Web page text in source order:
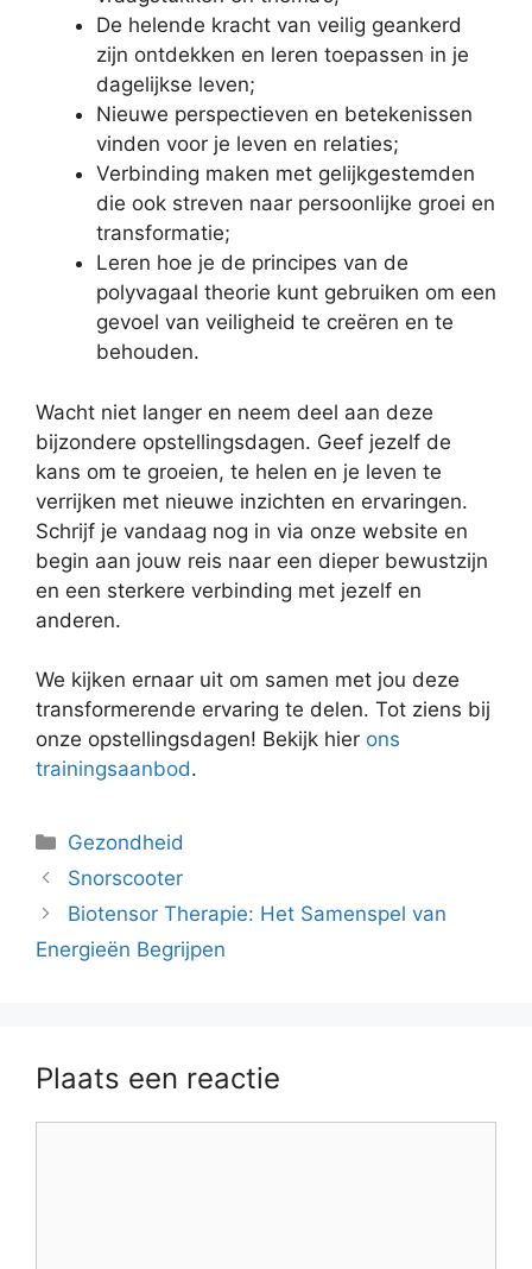
De helende kracht van veilig geankerd
zijn ontdekken en leren toepassen in je
dagelijkse leven;
Nieuwe perspectieven en betekenissen
vinden voor je leven en relaties;
Verbinding maken met gelijkgestemden
die ook streven naar persoonlijke groei en
transformatie;
Leren hoe je de principes van de
polyvagaal theorie kunt gebruiken om een
gevoel van veiligheid te creëren en te
behouden.
Wacht niet langer en neem deel aan deze
bijzondere opstellingsdagen. Geef jezelf de
kans om te groeien, te helen en je leven te
verrijken met nieuwe inzichten en ervaringen.
Schrijf je vandaag nog in via onze website en
begin aan jouw reis naar een dieper bewustzijn
en een sterkere verbinding met jezelf en
anderen.
We kijken ernaar uit om samen met jou deze
transformerende ervaring te delen. Tot ziens bij
onze opstellingsdagen! Bekijk hier ons
trainingsaanbod.
Categorieën
Gezondheid
Snorscooter
Biotensor Therapie: Het Samenspel van
Energieën Begrijpen
Plaats een reactie